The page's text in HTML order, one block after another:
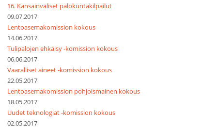
16. Kansainväliset palokuntakilpailut
09.07.2017
Lentoasemakomission kokous
14.06.2017
Tulipalojen ehkäisy -komission kokous
06.06.2017
Vaaralliset aineet -komission kokous
22.05.2017
Lentoasemakomission pohjoismainen kokous
18.05.2017
Uudet teknologiat -komission kokous
02.05.2017